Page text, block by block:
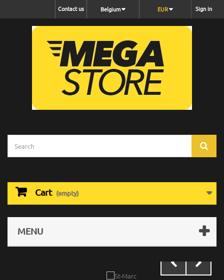
Sign in
EUR
Belgium
Contact us
Cart (empty)
MENU